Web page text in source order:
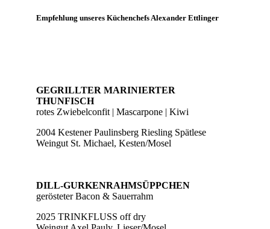
Empfehlung unseres Küchenchefs Alexander Ettlinger
GEGRILLTER MARINIERTER
THUNFISCH
rotes Zwiebelconfit | Mascarpone | Kiwi
2004 Kestener Paulinsberg Riesling Spätlese
Weingut St. Michael, Kesten/Mosel
DILL-GURKENRAHMSÜPPCHEN
gerösteter Bacon & Sauerrahm
2025 TRINKFLUSS off dry